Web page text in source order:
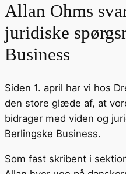
Allan Ohms
juridiske
Business
Siden 1. april har vi hos
den store glæde af, at
bidrager med viden og
Berlingske Business.
Som fast skribent i